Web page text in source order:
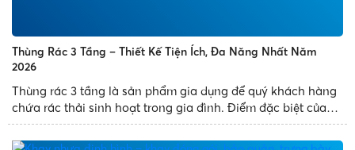
Thùng Rác 3 Tầng – Thiết Kế Tiện Ích, Đa Năng Nhất Năm
2026
Thùng rác 3 tầng là sản phẩm gia dụng để quý khách hàng
chứa rác thải sinh hoạt trong gia đình. Điểm đặc biệt của
sản phẩm là thùng rác thiết kế 3 ngăn, có nhiều diện tích
chứa đựng rác và mang đến tiện ích cho quý khách...